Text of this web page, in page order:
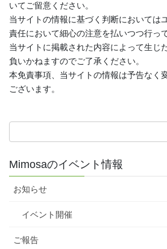
いてご留意ください。
当サイトの情報に基づく判断においては
責任において細心の注意を払いつつ行っ
当サイトに掲載された内容によって生じ
負いかねますのでご了承ください。
本免責事項、当サイトの情報は予告なく
ございます。
Mimosaのイベント情報
お知らせ
イベント開催
ご報告